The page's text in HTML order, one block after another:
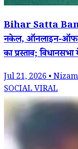
Bihar Satta Ban:
नकेल, ऑनलाइन-
का प्रस्ताव;
Jul 21, 2026 •
SOCIAL VIRAL